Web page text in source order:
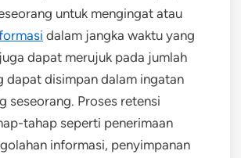
untuk mengingat atau
dalam jangka waktu yang
dapat merujuk pada jumlah
dapat disimpan dalam ingatan
seseorang. Proses retensi
tahap seperti penerimaan
informasi, penyimpanan